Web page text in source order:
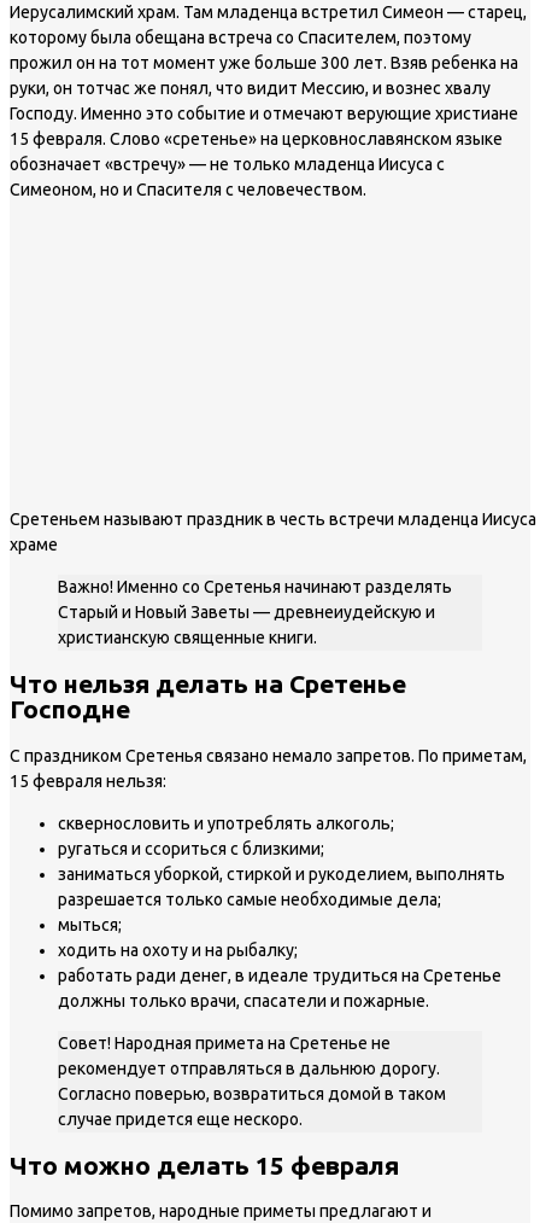
Иерусалимский храм. Там младенца встретил Симеон — старец,
которому была обещана встреча со Спасителем, поэтому
прожил он на тот момент уже больше 300 лет. Взяв ребенка на
руки, он тотчас же понял, что видит Мессию, и вознес хвалу
Господу. Именно это событие и отмечают верующие христиане
15 февраля. Слово «сретенье» на церковнославянском языке
обозначает «встречу» — не только младенца Иисуса с
Симеоном, но и Спасителя с человечеством.
Сретеньем называют праздник в честь встречи младенца
храме
Важно! Именно со Сретенья начинают разделять
Старый и Новый Заветы — древнеиудейскую и
христианскую священные книги.
Что нельзя делать на Сретенье
Господне
С праздником Сретенья связано немало запретов. По приметам,
15 февраля нельзя:
сквернословить и употреблять алкоголь;
ругаться и ссориться с близкими;
заниматься уборкой, стиркой и рукоделием, выполнять
разрешается только самые необходимые дела;
мыться;
ходить на охоту и на рыбалку;
работать ради денег, в идеале трудиться на Сретенье
должны только врачи, спасатели и пожарные.
Совет! Народная примета на Сретенье не
рекомендует отправляться в дальнюю дорогу.
Согласно поверью, возвратиться домой в таком
случае придется еще нескоро.
Что можно делать 15 февраля
Помимо запретов, народные приметы предлагают и